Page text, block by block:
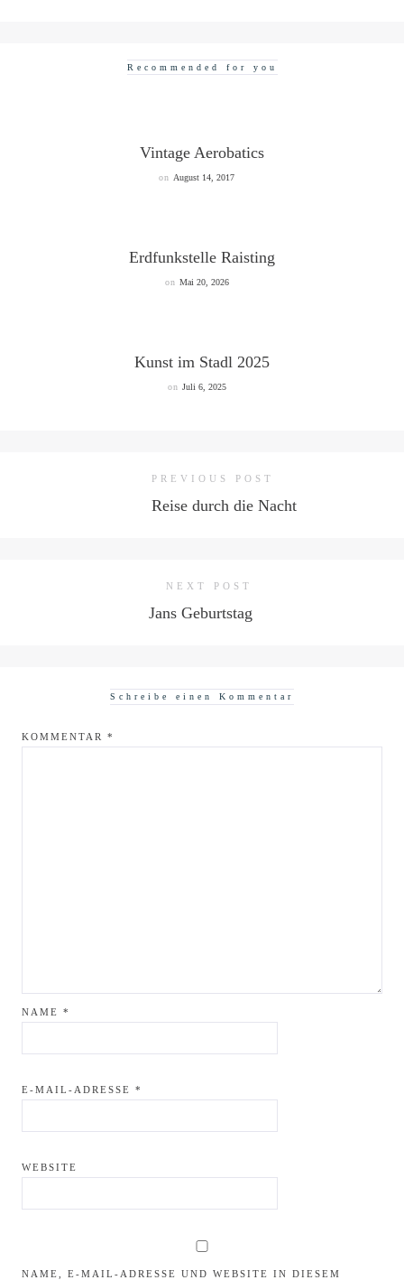
Recommended for you
Vintage Aerobatics
on August 14, 2017
Erdfunkstelle Raisting
on Mai 20, 2026
Kunst im Stadl 2025
on Juli 6, 2025
PREVIOUS POST
Reise durch die Nacht
NEXT POST
Jans Geburtstag
Schreibe einen Kommentar
KOMMENTAR *
NAME *
E-MAIL-ADRESSE *
WEBSITE
NAME, E-MAIL-ADRESSE UND WEBSITE IN DIESEM